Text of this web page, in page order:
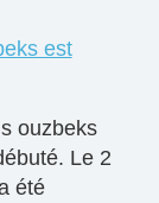
est
ouzbeks
Le 2
été